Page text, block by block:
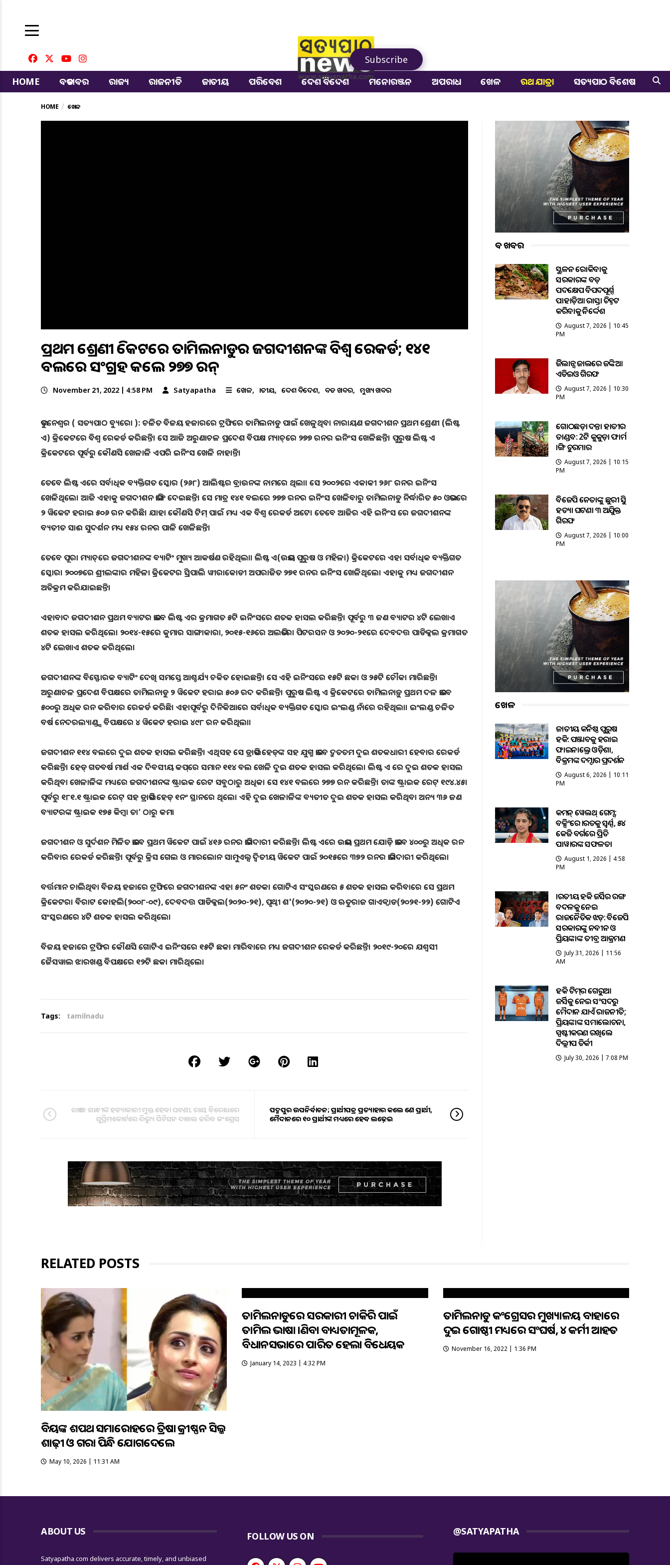
Subscribe
HOME
ବଡ ଖବର ରାଜ୍ୟ ରାଜନୀତି ଜାତୀୟ ପରିବେଶ ଦେଶ ବିଦେଶ ମନୋରଞ୍ଜନ ଅପରାଧ ଖେଳ ରଥ ଯାତ୍ରା ସତ୍ୟପାଠ ବିଶେଷ
HOME ଖେଳ
ପ୍ରଥମ ଶ୍ରେଣୀ କ୍ରିକେଟରେ ତାମିଲନାଡୁର ଜଗଦୀଶନଙ୍କ ବିଶ୍ଵ ରେକର୍ଡ; ୧୪୧
ବଲରେ ସଂଗ୍ରହ କଲେ ୨୭୭ ରନ୍
November 21, 2022 | 4:58 PM Satyapatha ଖେଳ ଜାତୀୟ ଦେଶ ବିଦେଶ ବଡ ଖବର ମୁଖ୍ୟ ଖବର
ଭୁବନେଶ୍ୱର ( ସତ୍ୟପାଠ ବ୍ୟୁରୋ ): ଚଳିତ ବିଜୟ ହଜାରରେ ଟ୍ରଫିରେ ତାମିଲନାଡୁ ପାଇଁ ଖେଳୁଥିବା ନାରାୟଣ ଜଗଦୀଶନ ପ୍ରଥମ ଶ୍ରେଣୀ (ଲିଷ୍ଟ
ଏ) କ୍ରିକେଟରେ ବିଶ୍ୱ ରେକର୍ଡ କରିଛନ୍ତି। ସେ ଆଜି ଅରୁଣାଚଳ ପ୍ରଦେଶ ବିପକ୍ଷ ମ୍ୟାଚ୍‌ରେ ୨୭୭ ରନର ଇନିଂସ ଖେଳିଛନ୍ତି। ପୁରୁଷ ଲିଷ୍ଟ ଏ
କ୍ରିକେଟରେ ପୂର୍ବରୁ କୌଣସି ଖେଳାଳି ଏପରି ଇନିଂସ ଖେଳି ନାହାନ୍ତି।
ତେବେ ଲିଷ୍ଟ ଏରେ ସର୍ବାଧିକ ବ୍ୟକ୍ତିଗତ ସ୍କୋର (୨୬୮) ଆଲିଷ୍ଟର ବ୍ରାଉନଙ୍କ ନାମରେ ଥିଲା। ସେ ୨୦୦୨ରେ ଏକାକୀ ୨୬୮ ରନର ଇନିଂସ
ଖେଳିଥିଲେ। ଆଜି ଏହାକୁ ଜଗଦୀଶନ ଭାଙ୍ଗି ଦେଇଛନ୍ତି। ସେ ମାତ୍ର ୧୪୧ ବଲରେ ୨୭୭ ରନର ଇନିଂସ ଖେଳିବାରୁ ତାମିଲନାଡୁ ନିର୍ଦ୍ଧାରିତ ୫୦ ଓଭରରେ
୨ ୱିକେଟ ହରାଇ ୫୦୬ ରନ କରିଛି। ଯାହା କୌଣସି ଟିମ୍ ପାଇଁ ମଧ୍ୟ ଏକ ବିଶ୍ବ ରେକର୍ଡ ଅଟେ। ତେବେ ଆଜିର ଏହି ଇନିଂସ ରେ ଜଗଦୀଶନଙ୍କ
ବ୍ୟତୀତ ସାଈ ସୁଦର୍ଶନ ମଧ୍ୟ ୧୫୪ ରନର ପାଳି ଖେଳିଛନ୍ତି।
ତେବେ ପୂରା ମ୍ୟାଚ୍‌ରେ ଜଗଦୀଶନଙ୍କ ବ୍ୟାଟିଂ ମୁଖ୍ୟ ଆକର୍ଷଣ ରହିଥିଲା। ଲିଷ୍ଟ ଏ(ଉଭୟ ପୁରୁଷ ଓ ମହିଳା) କ୍ରିକେଟରେ ଏହା ସର୍ବାଧିକ ବ୍ୟକ୍ତିଗତ
ସ୍କୋର। ୨୦୦୭ରେ ଶ୍ରୀଲଙ୍କାର ମହିଳା କ୍ରିକେଟର ସ୍ରିପାଲି ୱୀରାକୋଡୀ ଅପରାଜିତ ୨୭୧ ରନର ଇନିଂସ ଖେଳିଥିଲେ। ଏହାକୁ ମଧ୍ୟ ଜଗଦୀଶନ
ଅତିକ୍ରମ କରିଯାଇଛନ୍ତି।
ଏହାବାଦ ଜଗଦୀଶନ ପ୍ରଥମ ବ୍ୟାଟର ଭାବେ ଲିଷ୍ଟ ଏର କ୍ରମାଗତ ୫ଟି ଇନିଂସରେ ଶତକ ହାସଲ କରିଛନ୍ତି। ପୂର୍ବରୁ ୩ ଜଣ ବ୍ୟାଟର ୪ଟି ଲେଖାଏ
ଶତକ ହାସଲ କରିଥିଲେ। ୨୦୧୪-୧୫ରେ କୁମାର ସାଙ୍ଗାକାରା, ୨୦୧୫-୧୬ରେ ଅଲଭିରୋ ପିଟରସନ ଓ ୨୦୨୦-୨୧ରେ ଦେବଦତ୍ତ ପାଡିକ୍କଲ କ୍ରମାଗତ
୪ଟି ଲେଖାଏ ଶତକ କରିଥିଲେ।
ଜଗଦୀଶନଙ୍କ ବିସ୍ଫୋରକ ବ୍ୟାଟିଂ ଦେଖି ସମସ୍ତେ ଆଶ୍ଚର୍ଯ୍ୟ ଚକିତ ହୋଇଛନ୍ତି। ସେ ଏହି ଇନିଂସରେ ୧୫ଟି ଛକା ଓ ୨୫ଟି ଚୌକା ମାରିଛନ୍ତି।
ଅରୁଣାଚଳ ପ୍ରଦେଶ ବିପକ୍ଷରେ ତାମିଲନାଡୁ ୨ ୱିକେଟ ହରାଇ ୫୦୬ ରଦ କରିଛନ୍ତି। ପୁରୁଷ ଲିଷ୍ଟ ଏ କ୍ରିକେଟରେ ତାମିଲନାଡ଼ୁ ପ୍ରଥମ ଦଳ ଭାବେ
୫୦୦ରୁ ଅଧିକ ରନ କରିବାର ରେକର୍ଡ କରିଛି। ଏହାପୂର୍ବରୁ ଦିନିକିଆରେ ସର୍ବାଧିକ ବ୍ୟକ୍ତିଗତ ସ୍କୋର ଇଂଲଣ୍ଡ ନାଁରେ ରହିଥିଲା। ଇଂଲଣ୍ଡ ଚଳିତ
ବର୍ଷ ନେଦରଲ୍ୟାଣ୍ଡ୍ସ ବିପକ୍ଷରେ ୪ ୱିକେଟ ହରାଇ ୪୯୮ ରନ କରିଥିଲା।
ଜଗଦୀଶନ ୧୧୪ ବଲରେ ଦୁଇ ଶତକ ହାସଲ କରିଛନ୍ତି। ଏଥିସହ ସେ ଡ୍ରାଭିସ ହେଡ୍‌ଙ୍କ ସହ ଯୁଗ୍ମ ଭାବେ ଦ୍ରୁତତମ ଦୁଇ ଶତକଧାରୀ ହେବାର ରେକର୍ଡ
କରିଛନ୍ତି। ହେଡ୍‌ ଗତବର୍ଷ ମାର୍ଶ ଏକ ଦିବସୀୟ କପ୍‌ରେ ସମାନ ୧୧୪ ବଲ ଖେଳି ଦୁଇ ଶତକ ହାସଲ କରିଥିଲେ। ଲିଷ୍ଟ ଏ ରେ ଦୁଇ ଶତକ ହାସଲ
କରିଥିବା ଖେଳାଳିଙ୍କ ମଧ୍ୟରେ ଜଗଦୀଶନଙ୍କ ଷ୍ଟ୍ରାଇକ ରେଟ ସବୁଠାରୁ ଅଧିକ। ସେ ୧୪୧ ବଲରେ ୨୭୭ ରନ କରିଛନ୍ତି। ତାଙ୍କ ଷ୍ଟ୍ରାଇକ ରେଟ୍‌ ୧୯୪.୪୫।
ପୂର୍ବରୁ ୧୮୧.୧ ଷ୍ଟ୍ରାଇକ ରେଟ୍‌ ସହ ଡ୍ରାଭିସ ହେଡ୍‌ ୧ନଂ ସ୍ଥାନରେ ଥିଲେ। ଏହି ଦୁଇ ଖେଳାଳିଙ୍କ ବ୍ୟତୀତ ଦୁଇ ଶତକ ହାସଲ କରିଥିବା ଅନ୍ୟ ୩୬ ଜଣ
ବ୍ୟାଟରଙ୍କ ଷ୍ଟ୍ରାଇକ ୧୭୫ କିମ୍ବା ତା’ ଠାରୁ କମ।
ଜଗଦୀଶନ ଓ ସୁର୍ଦଶନ ମିଳିତ ଭାବେ ପ୍ରଥମ ୱିକେଟ ପାଇଁ ୪୧୬ ରନର ଭାଗିଦାରୀ କରିଛନ୍ତି। ଲିଷ୍ଟ ଏରେ ଉଭୟ ପ୍ରଥମ ଯୋଡ଼ି ଭାବେ ୪୦୦ରୁ ଅଧିକ ରନ
କରିବାର ରେକର୍ଡ କରିଛନ୍ତି। ପୂର୍ବରୁ କ୍ରିସ ଗେଲ ଓ ମାରଲୋନ ସାମୁଏଲ୍ସ ଦ୍ୱିତୀୟ ୱିକେଟ ପାଇଁ ୨୦୧୫ରେ ୩୭୨ ରନର ଭାଗିଦାରୀ କରିଥିଲେ।
ବର୍ତ୍ତମାନ ଚାଲିଥିବା ବିଜୟ ହଜାରେ ଟ୍ରଫିରେ ଜଗଦୀଶନଙ୍କ ଏହା ୫ନଂ ଶତକ। ଗୋଟିଏ ସଂସ୍କରଣରେ ୫ ଶତକ ହାସଲ କରିବାରେ ସେ ପ୍ରଥମ
କ୍ରିକେଟର। ବିରାଟ କୋହଲି(୨୦୦୮-୦୯), ଦେବଦତ୍ତ ପାଡିକ୍କଲ(୨୦୨୦-୨୧), ପୃଥ୍ୱୀ ଶ'(୨୦୨୦-୨୧) ଓ ଋତୁରାଜ ଗାଏକ୍ୱାଡ(୨୦୨୧-୨୨) ଗୋଟିଏ
ସଂସ୍କରଣରେ ୪ଟି ଶତକ ହାସଲ କରିଥିଲେ।
ବିଜୟ ହଜାରେ ଟ୍ରଫିର କୌଣସି ଗୋଟିଏ ଇନିଂସରେ ୧୫ଟି ଛକା ମାରିବାରେ ମଧ୍ୟ ଜଗଦୀଶନ ରେକର୍ଡ କରିଛନ୍ତି। ୨୦୧୯-୨୦ରେ ଯଶ୍ୱସୀ
ଜୈସୱାଲ ଝାରଖଣ୍ଡ ବିପକ୍ଷରେ ୧୨ଟି ଛକା ମାରିଥିଲେ।
Tags: tamilnadu
ରାଜୀବ ଗାନ୍ଧୀଙ୍କ ହତ୍ୟାକାରୀ ମୁକ୍ତ ହେବା ଘଟଣା; ରାୟ ବିରୋଧରେ
ସୁପ୍ରିମକୋର୍ଟରେ ରିଭ୍ୟୁ ପିଟିସନ ଦାଖଲ କରିବ କଂଗ୍ରେସ
ପଦ୍ମପୁର ଉପନିର୍ବାଚନ; ପ୍ରାର୍ଥୀପତ୍ର ପ୍ରତ୍ୟାହାର କଲେ ଜଣେ ପ୍ରାର୍ଥୀ,
ମୈଦାନରେ ୧୦ ପ୍ରାର୍ଥୀଙ୍କ ମଧ୍ୟରେ ହେବ ଲଢେ଼ଇ
ବଡ ଖବର
ଭୂସ୍ଖଳନ ରୋକିବାକୁ
ସରକାରଙ୍କ ବଡ଼
ପଦକ୍ଷେପ ବିପଦପୂର୍ଣ୍ଣ
ପାହାଡ଼ିଆ ରାସ୍ତା ଚିହ୍ନଟ
କରିବାକୁ ନିର୍ଦ୍ଦେଶ
August 7, 2026 | 10:45
PM
ଭିଜିଲାନ୍ସ ଜାଲରେ ଜଙ୍କିଆ
ଏଡିଇଓ ଗିରଫ
August 7, 2026 | 10:30
PM
ଗୋଠଛଡ଼ା ଦନ୍ତା ହାତୀର
ତାଣ୍ଡବ: 2ଟି କୁକୁଡ଼ା ଫାର୍ମ
ଭାଙ୍ଗି ଚୁରମାର
August 7, 2026 | 10:15
PM
ବିଜେପି ନେତାଙ୍କୁ ଛୁରୀ ଭୁସି
ହତ୍ୟା ଘଟଣା ୩ ଅଭିଯୁକ୍ତ
ଗିରଫ
August 7, 2026 | 10:00
PM
ଖେଳ
ଜାତୀୟ କନିଷ୍ଠ ପୁରୁଷ
ହକି: ପଞ୍ଜାବକୁ ହରାଇ
ଫାଇନାଲ୍ରେ ଓଡ଼ିଶା,
ବିକ୍ରମଙ୍କ ଦମ୍ଦାର ପ୍ରଦର୍ଶନ
August 6, 2026 | 10:11
PM
କମନ୍ ୱେଲଥ୍ ଗେମ୍ସ:
ବକ୍ସିଂରେ ଭାରତକୁ ସ୍ବର୍ଣ୍ଣ, ୫୪
କେଜି ବର୍ଗରେ ପ୍ରିତି
ପାୱାରଙ୍କ ସଫଳତା
August 1, 2026 | 4:58
PM
ଭାରତୀୟ ହକି ଜର୍ସିର ରଙ୍ଗ
ବଦଳକୁ ନେଇ
ରାଜନୈତିକ ଝଡ଼: ବିଜେପି
ସରକାରଙ୍କୁ ନବୀନ ଓ
ପ୍ରିୟଙ୍କାଙ୍କ ତୀବ୍ର ଆକ୍ରମଣ
July 31, 2026 | 11:56
AM
ହକି ଟିମ୍‌ର ଗେରୁଆ
ଜର୍ସିକୁ ନେଇ ସଂସଦରୁ
ମୈଦାନ ଯାଏଁ ରାଜନୀତି;
ପ୍ରିୟଙ୍କାଙ୍କ ସମାଲୋଚନା,
ସ୍ପଷ୍ଟୀକରଣ ରଖିଲେ
ଦିଲ୍ଲୀପ ତିର୍କୀ
July 30, 2026 | 7:08 PM
RELATED POSTS
ବିଜୟଙ୍କ ଶପଥ ସମାରୋହରେ ତ୍ରିଷା କ୍ରୀଷ୍ଣନ ସିଲ୍କ
ଶାଢ଼ୀ ଓ ଗଜରା ପିନ୍ଧି ଯୋଗଦେଲେ
May 10, 2026 | 11:31 AM
ତାମିଲନାଡୁରେ ସରକାରୀ ଚାକିରି ପାଇଁ
ତାମିଲ ଭାଷା ଜାଣିବା ବାଧ୍ୟତାମୂଳକ,
ବିଧାନସଭାରେ ପାରିତ ହେଲା ବିଧେୟକ
January 14, 2023 | 4:32 PM
ତାମିଲନାଡୁ କଂଗ୍ରେସର ମୁଖ୍ୟାଳୟ ବାହାରେ
ଦୁଇ ଗୋଷ୍ଠୀ ମଧ୍ୟରେ ସଂଘର୍ଷ, ୪ କର୍ମୀ ଆହତ
November 16, 2022 | 1:36 PM
ABOUT US
Satyapatha.com delivers accurate, timely, and unbiased
FOLLOW US ON @SATYAPATHA